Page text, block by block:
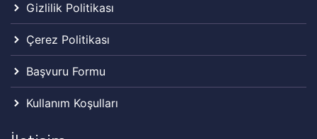
Gizlilik Politikası
Çerez Politikası
Başvuru Formu
Kullanım Koşulları